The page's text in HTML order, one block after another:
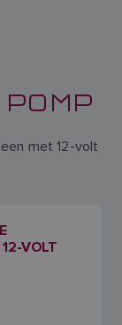
met 12-volt
VOLT